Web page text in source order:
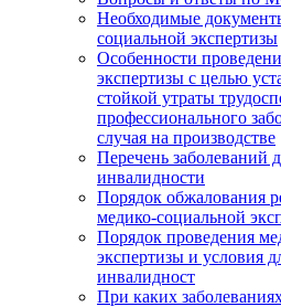
Необходимые
социальной экспертизы
Особенности
экспертизы с целью
стойкой утраты
профессионального
случая на производстве
Перечень заболеваний
инвалидности
Порядок обжалования
медико-социальной
Порядок проведения
экспертизы и условия
инвалидност
При каких